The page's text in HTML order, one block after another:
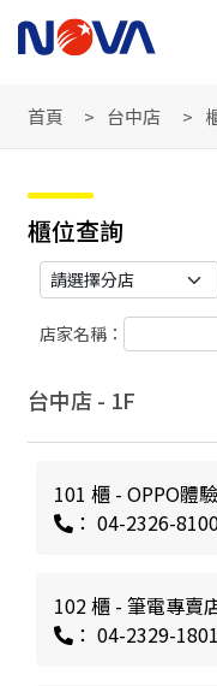
首頁 台中店
櫃位查詢
店家名稱：
台中店 - 1F
101 櫃 - OPPO體
： 04-2326-
102 櫃 - 筆電專賣
： 04-2329-1801